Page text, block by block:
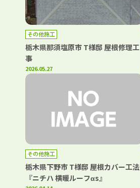
その他施工
栃木県那須塩原市 T様邸 屋根修理工
事
2026.05.27
その他施工
栃木県下野市 T様邸 屋根カバー工法
『ニチハ 横暖ルーフαs』